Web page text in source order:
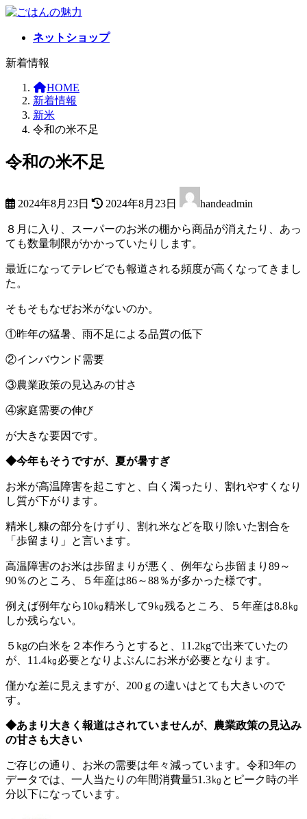
コ
ン
ツ
ナ
ー
シ
ネットショップ
新着情報
HOME
新着情報
新米
令和の米不足
令和の米不足
2024年8月23日
終
日
時
2024年8月23日 handeadmin
８月に入り、スーパーのお米の棚から商品が消えたり、あっ
ても数量制限がかかっていたりします。
最近になってテレビでも報道される頻度が高くなってきまし
た。
そもそもなぜお米がないのか。
①昨年の猛暑、雨不足による品質の低下
②インバウンド需要
③農業政策の見込みの甘さ
④家庭需要の伸び
が大きな要因です。
◆今年もそうですが、夏が暑すぎ
お米が高温障害を起こすと、白く濁ったり、割れやすくなり
し質が下がります。
精米し糠の部分をけずり、割れ米などを取り除いた割合を
「歩留まり」と言います。
高温障害のお米は歩留まりが悪く、例年なら歩留まり89～
90％のところ、５年産は86～88％が多かった様です。
例えば例年なら10㎏精米して9㎏残るところ、５年産は8.8㎏
しか残らない。
５kgの白米を２本作ろうとすると、11.2kgで出来ていたの
が、11.4㎏必要となりよぶんにお米が必要となります。
僅かな差に見えますが、200ｇの違いはとても大きいので
す。
◆あまり大きく報道はされていませんが、農業政策の見込み
の甘さも大きい
ご存じの通り、お米の需要は年々減っています。令和3年の
データでは、一人当たりの年間消費量51.3㎏とピーク時の半
分以下になっています。